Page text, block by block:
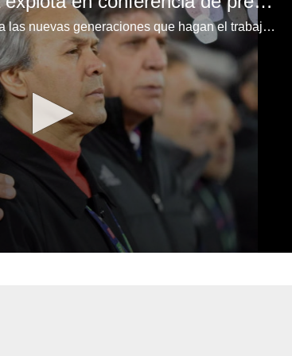
"Cállate, cállate. Retírate y deja a las nuevas generaciones que hagan el trabajo", soltó furioso el entrenador.